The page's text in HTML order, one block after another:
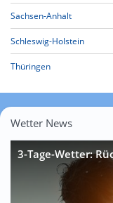
Sachsen-Anhalt
Schleswig-Holstein
Thüringen
Wetter News
3-Tage-Wetter: